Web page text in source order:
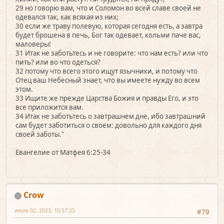
29 но говорю вам, что и Соломон во всей славе своей не
одевался так, как всякая из них;
30 если же траву полевую, которая сегодня есть, а завтра
будет брошена в печь, Бог так одевает, кольми паче вас,
маловеры!
31 Итак не заботьтесь и не говорите: что нам есть? или что
пить? или во что одеться?
32 потому что всего этого ищут язычники, и потому что
Отец ваш Небесный знает, что вы имеете нужду во всем
этом.
33 Ищите же прежде Царства Божия и правды Его, и это
все приложится вам.
34 Итак не заботьтесь о завтрашнем дне, ибо завтрашний
сам будет заботиться о своем: довольно для каждого дня
своей заботы."
Евангелие от Матфея 6:25-34
Crow
#79
июля 02, 2023, 10:57:25